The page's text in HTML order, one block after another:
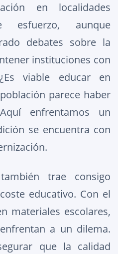
en localidades
esfuerzo, aunque
debates sobre la
instituciones con
viable educar en
parece haber
enfrentamos un
se encuentra con
trae consigo
educativo. Con el
materiales escolares,
a un dilema.
que la calidad